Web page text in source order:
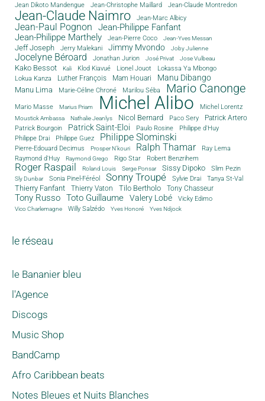
Jean Dikoto Mandengue Jean-Christophe Maillard Jean-Claude Montredon
Jean-Claude Naimro Jean-Marc Albicy
Jean-Paul Pognon
Jean-Philippe Fanfant
Jean-Philippe Marthely
Jean-Pierre Coco Jean-Yves Messan
Jeff Joseph Jerry Malekani Jimmy Mvondo Joby Julienne
Jocelyne Béroard Jonathan Jurion José Privat Jose Vulbeau
Kako Bessot Kali Klod Kiavué Lionel Jouot
Lokassa Ya Mbongo
Lokua Kanza
Luther François Mam Houari Manu Dibango
Manu Lima Marie-Céline Chroné Marilou Séba Mario Canonge
Mario Masse Marius Priam Michel Alibo Michel Lorentz
Moustick Ambassa Nathalie Jeanlys Nicol Bernard Paco Sery
Patrick Artero
Patrick Bourgoin
Patrick Saint-Eloi Paulo Rosine
Philippe d'Huy
Philippe Drai
Philippe Guez Philippe Slominski
Pierre-Edouard Decimus Prosper N'kouri Ralph Thamar
Ray Lema
Raymond d'Huy
Raymond Grego Rigo Star Robert Benzrihem
Roger Raspail Roland Louis Serge Ponsar Sissy Dipoko Slim Pezin
Sly Dunbar Sonia Pinel-Féréol Sonny Troupé Sylvie Drai Tanya St-Val
Thierry Fanfant Thierry Vaton Tilo Bertholo Tony Chasseur
Tony Russo Toto Guillaume Valery Lobé Vicky Edimo
Vico Charlemagne Willy Salzédo Yves Honoré Yves Ndjock
le réseau
le Bananier bleu
l'Agence
Discogs
Music Shop
BandCamp
Afro Caribbean beats
Notes Bleues et Nuits Blanches